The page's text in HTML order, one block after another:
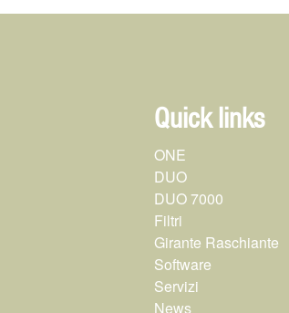
Quick links
ONE
DUO
DUO 7000
Filtri
Girante Raschiante
Software
Servizi
News